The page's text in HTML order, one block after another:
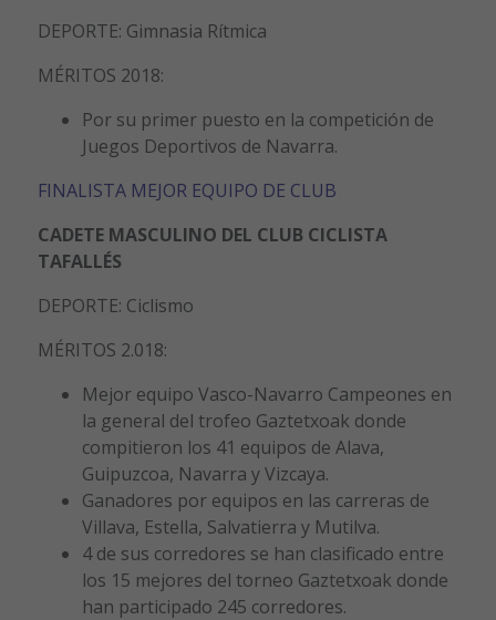
DEPORTE: Gimnasia Rítmica
MÉRITOS 2018:
Por su primer puesto en la competición de
Juegos Deportivos de Navarra.
FINALISTA MEJOR EQUIPO DE CLUB
CADETE MASCULINO DEL CLUB CICLISTA
TAFALLÉS
DEPORTE: Ciclismo
MÉRITOS 2.018:
Mejor equipo Vasco-Navarro Campeones en
la general del trofeo Gaztetxoak donde
compitieron los 41 equipos de Alava,
Guipuzcoa, Navarra y Vizcaya.
Ganadores por equipos en las carreras de
Villava, Estella, Salvatierra y Mutilva.
4 de sus corredores se han clasificado entre
los 15 mejores del torneo Gaztetxoak donde
han participado 245 corredores.